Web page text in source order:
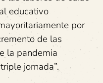
educativo
por
de las
la pandemia
jornada”.